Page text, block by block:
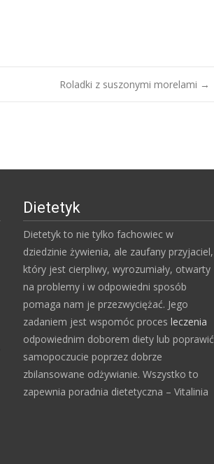
Roladki z suszonymi morelami →
Dietetyk
Dietetyk to nie tylko fachowiec w
dziedzinie żywienia, ale zaufany przyjaciel,
który jest cierpliwy, wyrozumiały, otwarty
na problemy i w odpowiedni sposób
pomaga nam je przezwyciężać. Jego
zadaniem jest wspomóc proces leczenia
odpowiednim doborem diety lub poprawić
samopoczucie poprzez dobrze
zbilansowane odżywianie. Wszystko to
zapewnia poradnia dietetyczna – Vitalinia